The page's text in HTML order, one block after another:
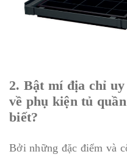
2. Bật mí địa chỉ
về phụ kiện tủ
biết?
Bởi những đặc điểm và